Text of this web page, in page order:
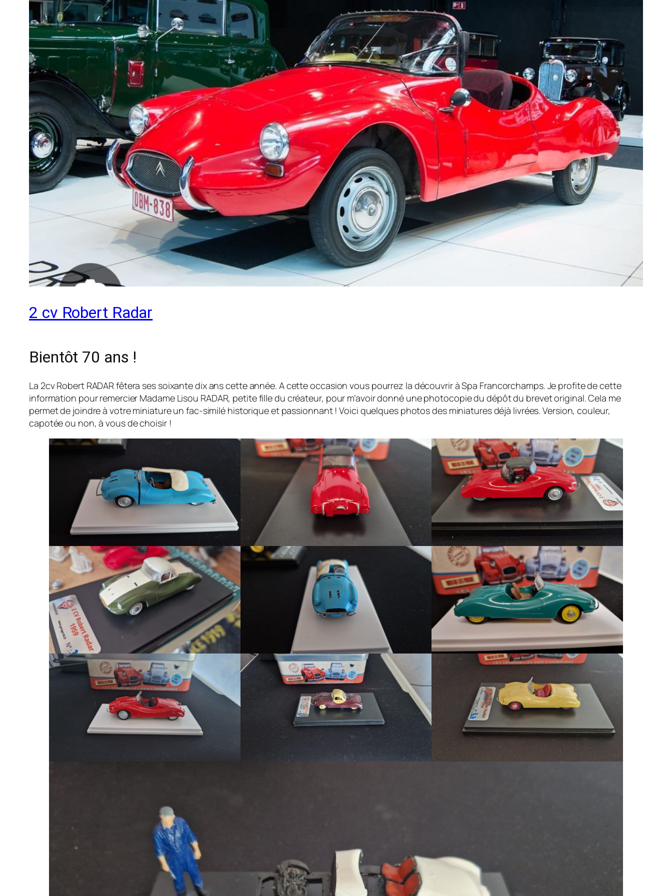
2 cv Robert Radar
Bientôt 70 ans !
La 2cv Robert RADAR fêtera ses soixante dix ans cette année. A cette occasion vous pourrez la découvrir à Spa Francorchamps. Je profite de cette
information pour remercier Madame Lisou RADAR, petite fille du créateur, pour m’avoir donné une photocopie du dépôt du brevet original. Cela me
permet de joindre à votre miniature un fac-similé historique et passionnant ! Voici quelques photos des miniatures déjà livrées. Version, couleur,
capotée ou non, à vous de choisir !